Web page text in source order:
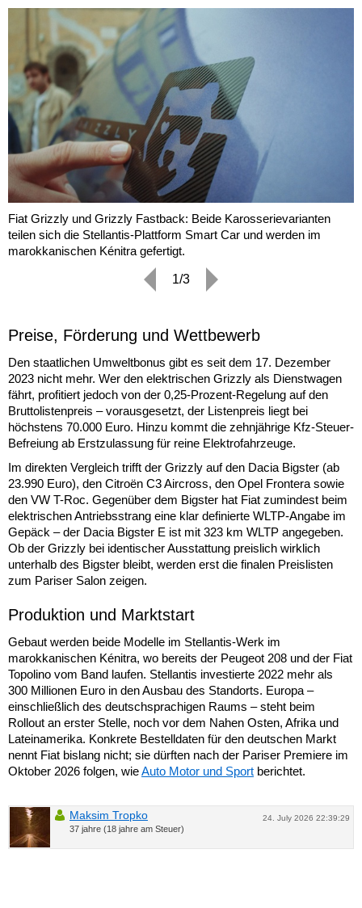
Fiat Grizzly und Grizzly Fastback: Beide Karosserievarianten
teilen sich die Stellantis-Plattform Smart Car und werden im
marokkanischen Kénitra gefertigt.
1/3
Preise, Förderung und Wettbewerb
Den staatlichen Umweltbonus gibt es seit dem 17. Dezember
2023 nicht mehr. Wer den elektrischen Grizzly als Dienstwagen
fährt, profitiert jedoch von der 0,25-Prozent-Regelung auf den
Bruttolistenpreis – vorausgesetzt, der Listenpreis liegt bei
höchstens 70.000 Euro. Hinzu kommt die zehnjährige Kfz-Steuer-
Befreiung ab Erstzulassung für reine Elektrofahrzeuge.
Im direkten Vergleich trifft der Grizzly auf den Dacia Bigster (ab
23.990 Euro), den Citroën C3 Aircross, den Opel Frontera sowie
den VW T-Roc. Gegenüber dem Bigster hat Fiat zumindest beim
elektrischen Antriebsstrang eine klar definierte WLTP-Angabe im
Gepäck – der Dacia Bigster E ist mit 323 km WLTP angegeben.
Ob der Grizzly bei identischer Ausstattung preislich wirklich
unterhalb des Bigster bleibt, werden erst die finalen Preislisten
zum Pariser Salon zeigen.
Produktion und Marktstart
Gebaut werden beide Modelle im Stellantis-Werk im
marokkanischen Kénitra, wo bereits der Peugeot 208 und der Fiat
Topolino vom Band laufen. Stellantis investierte 2022 mehr als
300 Millionen Euro in den Ausbau des Standorts. Europa –
einschließlich des deutschsprachigen Raums – steht beim
Rollout an erster Stelle, noch vor dem Nahen Osten, Afrika und
Lateinamerika. Konkrete Bestelldaten für den deutschen Markt
nennt Fiat bislang nicht; sie dürften nach der Pariser Premiere im
Oktober 2026 folgen, wieAuto Motor und Sport berichtet.
24. July 2026 22:39:29
Maksim Tropko
37 jahre (18 jahre am Steuer)